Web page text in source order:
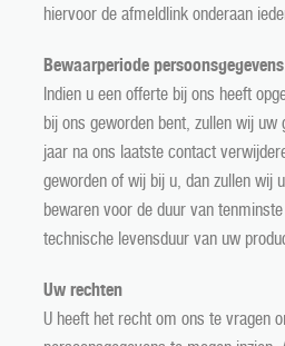
hiervoor de afmeldlink onderaan
Bewaarperiode persoonsgegevens
Indien u een offerte bij ons heeft
bij ons geworden bent, zullen wij uw
jaar na ons laatste contact
geworden of wij bij u, dan zullen wij
bewaren voor de duur van
technische levensduur van uw
Uw rechten
U heeft het recht om ons te vragen